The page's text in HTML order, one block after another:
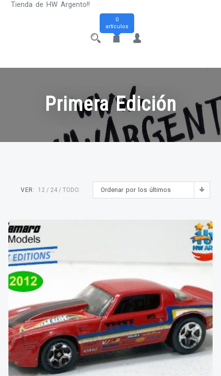
Tienda de HW Argento!!
0
artículos
Primera Edición
Ordenar por los últimos
VER: 12 24 TODO: